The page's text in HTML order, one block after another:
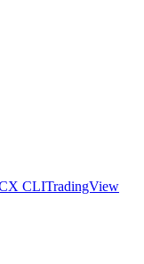
CLITradingView